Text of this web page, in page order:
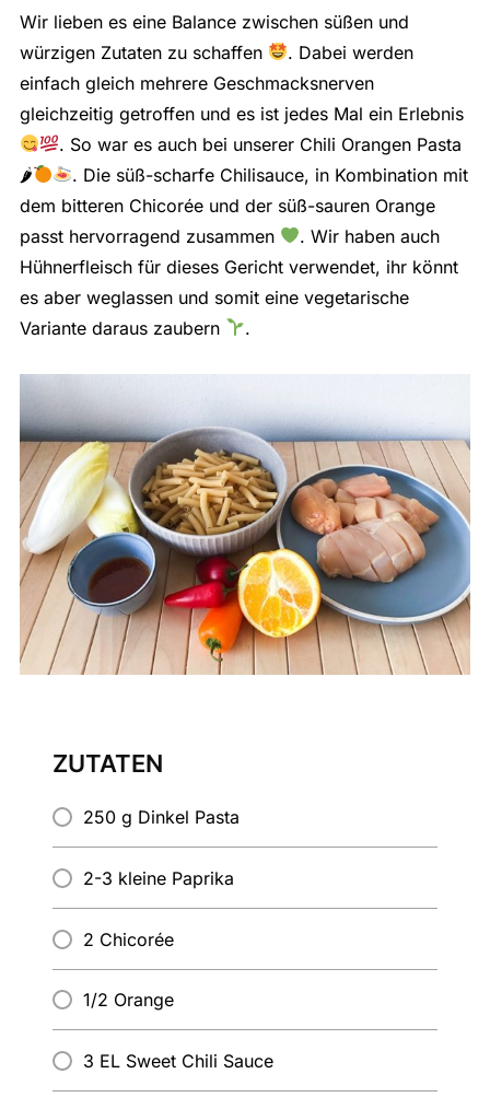
Wir lieben es eine Balance zwischen süßen und
würzigen Zutaten zu schaffen
. Dabei werden
einfach gleich mehrere Geschmacksnerven
gleichzeitig getroffen und es ist jedes Mal ein Erlebnis
. So war es auch bei unserer Chili Orangen Pasta
🌶
. Die süß-scharfe Chilisauce, in Kombination mit
dem bitteren Chicorée und der süß-sauren Orange
passt hervorragend zusammen
. Wir haben auch
Hühnerfleisch für dieses Gericht verwendet, ihr könnt
es aber weglassen und somit eine vegetarische
Variante daraus zaubern
.
ZUTATEN
250 g Dinkel Pasta
2-3 kleine Paprika
2 Chicorée
1/2 Orange
3 EL Sweet Chili Sauce